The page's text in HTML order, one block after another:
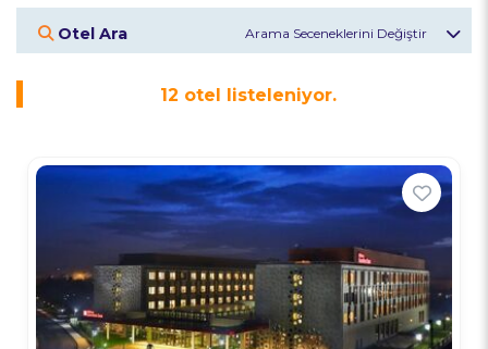
Otel Ara
Yetişkin
Otelleri Keşfet
12 otel listeleniyor.